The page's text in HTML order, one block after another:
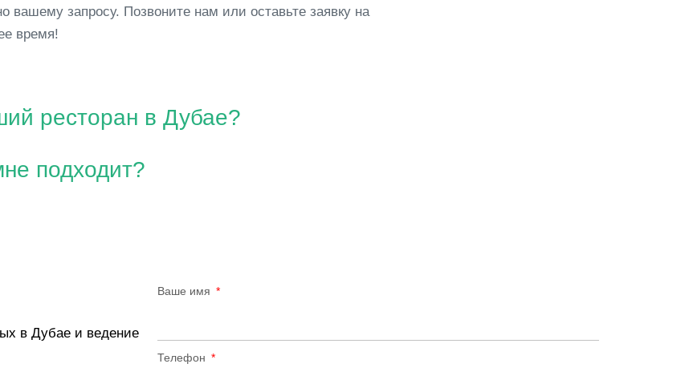
вашему запросу. Позвоните нам или оставьте заявку на
время!
ресторан в Дубае?
подходит?
в Дубае и ведение
Ваше имя
Телефон